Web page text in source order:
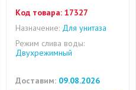
Код товара: 17327
Назначение: Для унитаза
Режим слива воды:
Двухрежимный
Доставим: 09.08.2026